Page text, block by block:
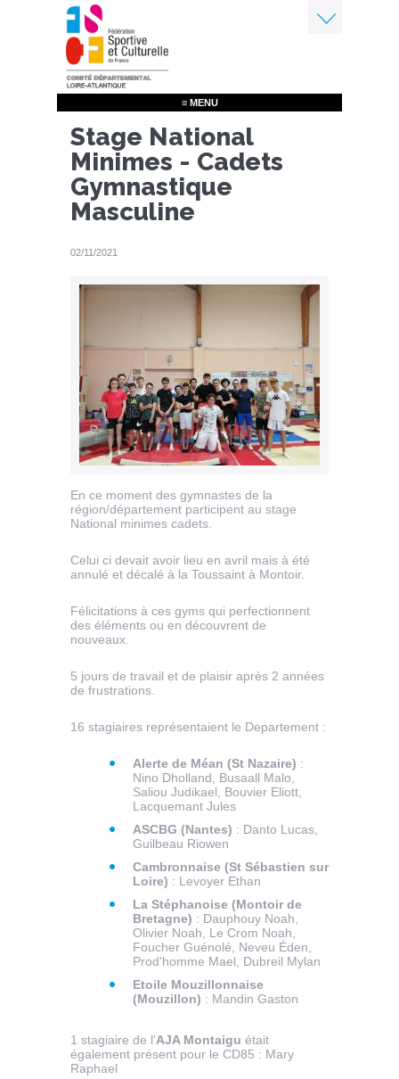
Aller
au
contenu
principal
≡ MENU
Stage National
Minimes - Cadets
Gymnastique
Masculine
02/11/2021
En ce moment des gymnastes de la
région/département participent au stage
National minimes cadets.
Celui ci devait avoir lieu en avril mais à été
annulé et décalé à la Toussaint à Montoir.
Félicitations à ces gyms qui perfectionnent
des éléments ou en découvrent de
nouveaux.
5 jours de travail et de plaisir après 2 années
de frustrations.
16 stagiaires représentaient le Departement :
Alerte de Méan (St Nazaire) :
Nino Dholland, Busaall Malo,
Saliou Judikael, Bouvier Eliott,
Lacquemant Jules
ASCBG (Nantes) : Danto Lucas,
Guilbeau Riowen
Cambronnaise (St Sébastien sur
Loire) : Levoyer Ethan
La Stéphanoise (Montoir de
Bretagne) : Dauphouy Noah,
Olivier Noah, Le Crom Noah,
Foucher Guénolé, Neveu Éden,
Prod'homme Mael, Dubreil Mylan
Etoile Mouzillonnaise
(Mouzillon) : Mandin Gaston
1 stagiaire de l'AJA Montaigu était
également présent pour le CD85 : Mary
Raphael